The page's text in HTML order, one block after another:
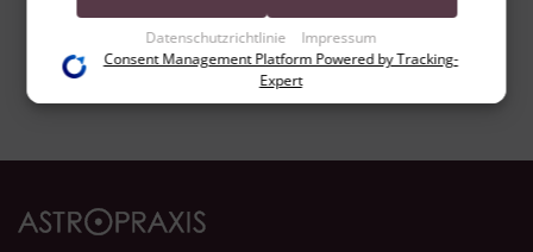
1 2 3
Accounts) oder welche sie im Rahmen Ihrer Nutzung der
Dienste gesammelt haben (bspw. Nutzungsdaten anderer
Geräte). Ihre Einwilligung zur Nutzung von Cookies und
Pixeln können Sie jederzeit widerrufen, indem Sie auf den
Speichern von oder Zugriff auf Informationen auf einem Endgerät
Verwendung reduzierter Daten zur Auswahl von Werbeanzeigen
Datenschutzrichtlinie Impressum
Consent Management Platform Powered by Tracking-
Expert